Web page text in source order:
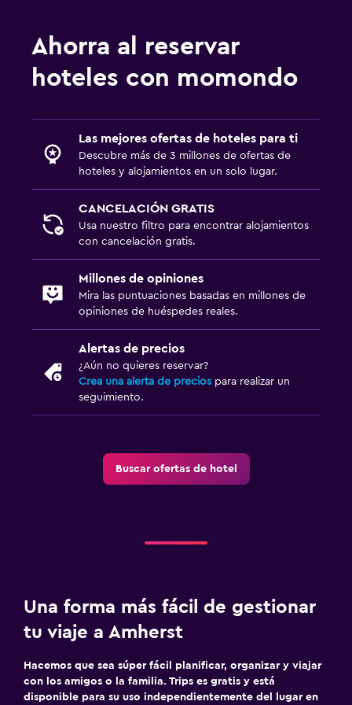
Jardín
Enchufe cerca de la cama
Despertador
Armario o clóset
Salud y seguridad
Limpieza diaria
Caja fuerte
Estacionamiento en la calle
Estacionamiento gratuito
Servicios de lavandería/tintorería
Plancha y tabla de planchar
Juegos de mesa/rompecabezas
Golf
Ahorra al reservar
hoteles con momondo
Las mejores ofertas de hoteles para ti
Descubre más de 3 millones de ofertas de
hoteles y alojamientos en un solo lugar.
CANCELACIÓN GRATIS
Usa nuestro filtro para encontrar alojamientos
con cancelación gratis.
Millones de opiniones
Mira las puntuaciones basadas en millones de
opiniones de huéspedes reales.
Alertas de precios
¿Aún no quieres reservar?
Crea una alerta de precios para realizar un
seguimiento.
Buscar ofertas de hotel
Una forma más fácil de gestionar
tu viaje a Amherst
Hacemos que sea súper fácil planificar, organizar y viajar
con los amigos o la familia. Trips es gratis y está
disponible para su uso independientemente del lugar en